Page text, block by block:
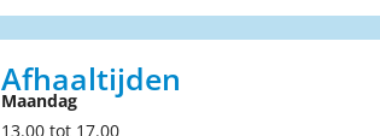
Afhaaltijden
Maandag
13.00 tot 17.00